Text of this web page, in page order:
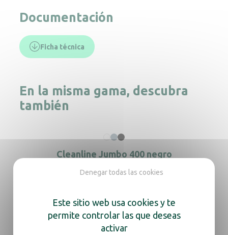
Documentación
Ficha técnica
En la misma gama, descubra
también
Cleanline Jumbo 400 negro
Dispensador de toallas de mano Cleanline
blanco
Este sitio web usa cookies y te
permite controlar las que deseas
activar
Denegar todas las cookies